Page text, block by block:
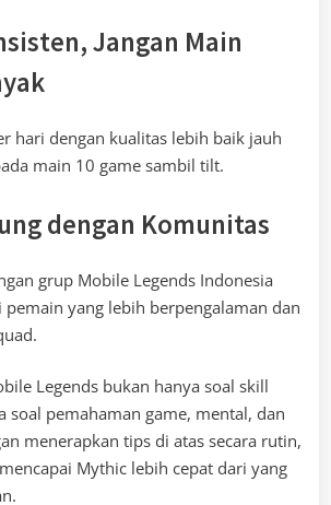
Jangan Main
hari dengan kualitas lebih baik jauh
main 10 game sambil tilt.
dengan Komunitas
grup Mobile Legends Indonesia
yang lebih berpengalaman dan
Legends bukan hanya soal skill
soal pemahaman game, mental, dan
menerapkan tips di atas secara rutin,
Mythic lebih cepat dari yang